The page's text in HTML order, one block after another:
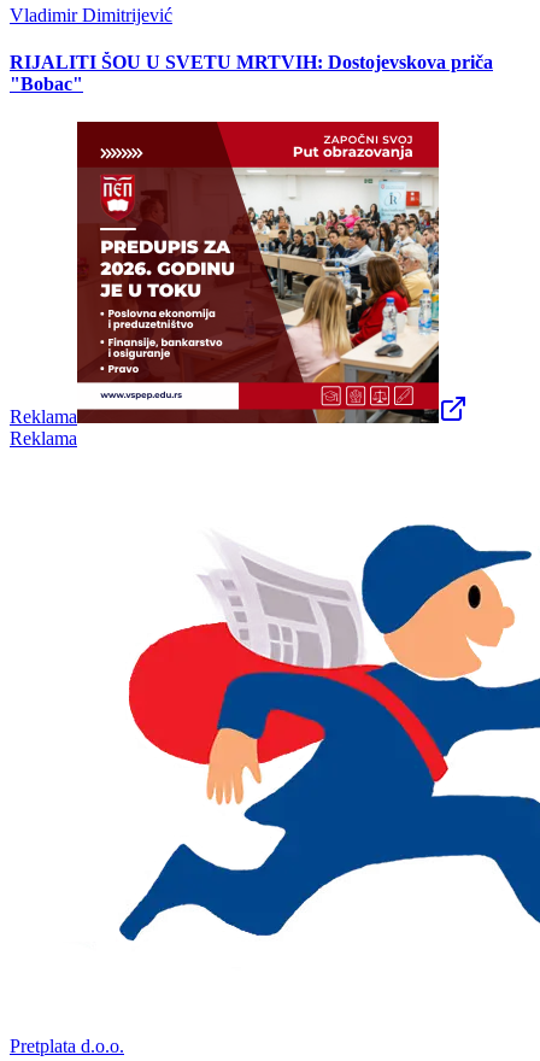
Vladimir Dimitrijević
RIJALITI ŠOU U SVETU MRTVIH: Dostojevskova priča
"Bobac"
Reklama
Reklama
Pretplata d.o.o.